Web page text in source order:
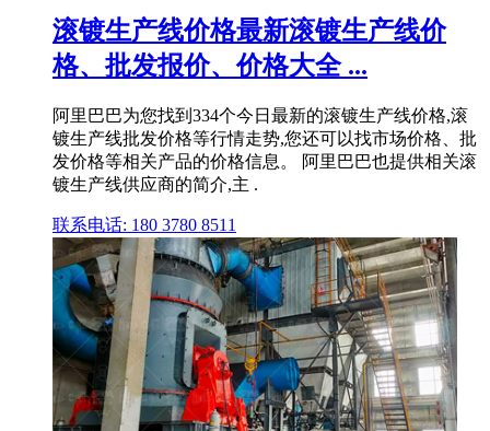
滚镀生产线价格最新滚镀生产线价
格、批发报价、价格大全 ...
阿里巴巴为您找到334个今日最新的滚镀生产线价格,滚
镀生产线批发价格等行情走势,您还可以找市场价格、批
发价格等相关产品的价格信息。 阿里巴巴也提供相关滚
镀生产线供应商的简介,主 .
联系电话: 180 3780 8511